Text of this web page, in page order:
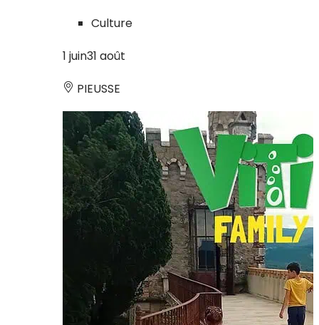
Culture
1 juin31 août
PIEUSSE